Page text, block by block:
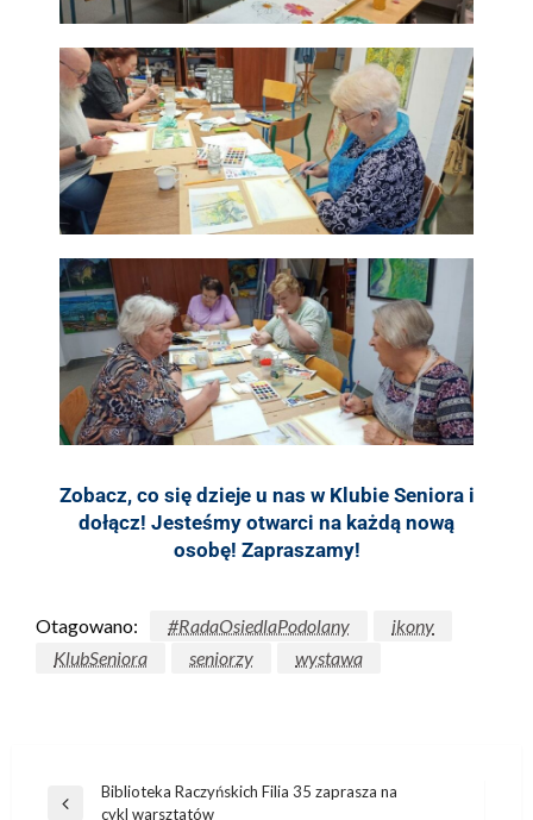
Zobacz, co się dzieje u nas w Klubie Seniora i
dołącz! Jesteśmy otwarci na każdą nową
osobę! Zapraszamy!
Otagowano: #RadaOsiedlaPodolany
ikony
KlubSeniora
seniorzy wystawa
Biblioteka Raczyńskich Filia 35 zaprasza na
cykl warsztatów